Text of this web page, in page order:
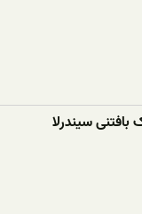
بافتنی سیندرلا